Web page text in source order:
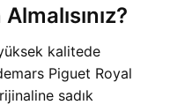
kalitede
Piguet Royal
sadık